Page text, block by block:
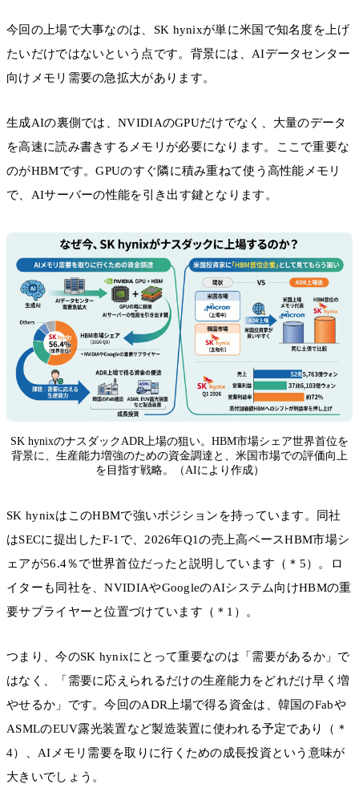
今回の上場で大事なのは、SK hynixが単に米国で知名度を上げ
たいだけではないという点です。背景には、AIデータセンター
向けメモリ需要の急拡大があります。
生成AIの裏側では、NVIDIAのGPUだけでなく、大量のデータ
を高速に読み書きするメモリが必要になります。ここで重要な
のがHBMです。GPUのすぐ隣に積み重ねて使う高性能メモリ
で、AIサーバーの性能を引き出す鍵となります。
SK hynixのナスダックADR上場の狙い。HBM市場シェア世界首位を
背景に、生産能力増強のための資金調達と、米国市場での評価向上
を目指す戦略。（AIにより作成）
SK hynixはこのHBMで強いポジションを持っています。同社
はSECに提出したF-1で、2026年Q1の売上高ベースHBM市場シ
ェアが56.4％で世界首位だったと説明しています（＊5）。ロ
イターも同社を、NVIDIAやGoogleのAIシステム向けHBMの重
要サプライヤーと位置づけています（＊1）。
つまり、今のSK hynixにとって重要なのは「需要があるか」で
はなく、「需要に応えられるだけの生産能力をどれだけ早く増
やせるか」です。今回のADR上場で得る資金は、韓国のFabや
ASMLのEUV露光装置など製造装置に使われる予定であり（＊
4）、AIメモリ需要を取りに行くための成長投資という意味が
大きいでしょう。